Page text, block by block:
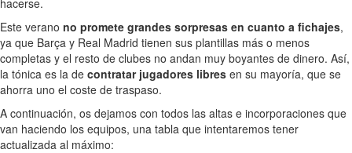
Este verano no promete grandes sorpresas en cuanto a fichajes,
ya que Barça y Real Madrid tienen sus plantillas más o menos
completas y el resto de clubes no andan muy boyantes de dinero. Así,
la tónica es la de contratar jugadores libres en su mayoría, que se
ahorra uno el coste de traspaso.
A continuación, os dejamos con todos las altas e incorporaciones que
van haciendo los equipos, una tabla que intentaremos tener
actualizada al máximo: